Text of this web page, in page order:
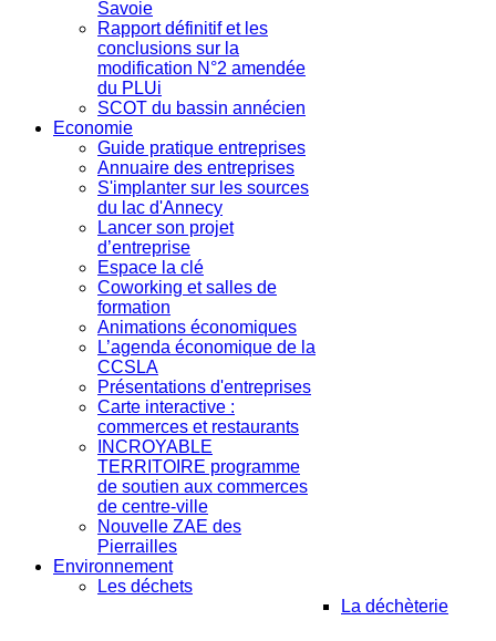
Savoie
Rapport définitif et les
conclusions sur la
modification N°2 amendée
du PLUi
SCOT du bassin annécien
Economie
Guide pratique entreprises
Annuaire des entreprises
S'implanter sur les sources
du lac d'Annecy
Lancer son projet
d’entreprise
Espace la clé
Coworking et salles de
formation
Animations économiques
L’agenda économique de la
CCSLA
Présentations d'entreprises
Carte interactive :
commerces et restaurants
INCROYABLE
TERRITOIRE programme
de soutien aux commerces
de centre-ville
Nouvelle ZAE des
Pierrailles
Environnement
Les déchets
La déchèterie